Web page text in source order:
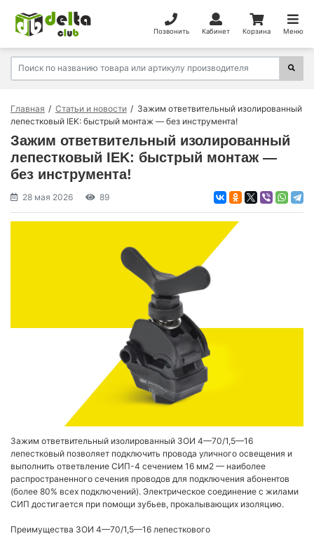
Позвонить Кабинет Корзина Меню
Главная Статьи и новости
Зажим ответвительный изолированный
лепестковый IEK: быстрый монтаж — без инструмента!
Зажим ответвительный изолированный
лепестковый IEK: быстрый монтаж —
без инструмента!
28 мая 2026 89
Зажим ответвительный изолированный ЗОИ 4—70/1,5—16
лепестковый позволяет подключить провода уличного освещения и
выполнить ответвление СИП-4 сечением 16 мм2 — наиболее
распространенного сечения проводов для подключения абонентов
(более 80% всех подключений). Электрическое соединение с жилами
СИП достигается при помощи зубьев, прокалывающих изоляцию.
Преимущества ЗОИ 4—70/1,5—16 лепесткового